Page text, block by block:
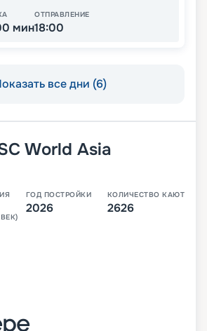
мин
ОТПРАВЛЕНИЕ
18:00
все дни (6)
World Asia
ГОД ПОСТРОЙКИ
2026
КОЛИЧЕСТВО КАЮТ
2626